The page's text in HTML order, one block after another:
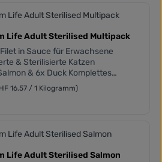
Life Adult Sterilised Multipack
in Sauce für Erwachsene
& Sterilisierte Katzen
6x Duck Komplettes
bis zu 88% Fleisch in Filet.
Hinzugefügtes Taurin.
und gentechnisch veränderte
16.57 / 1 Kilogramm)
Life Adult Sterilised Salmon